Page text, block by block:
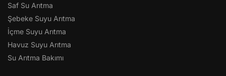
Saf Su Arıtma
Şebeke Suyu Arıtma
İçme Suyu Arıtma
Havuz Suyu Arıtma
Su Arıtma Bakımı